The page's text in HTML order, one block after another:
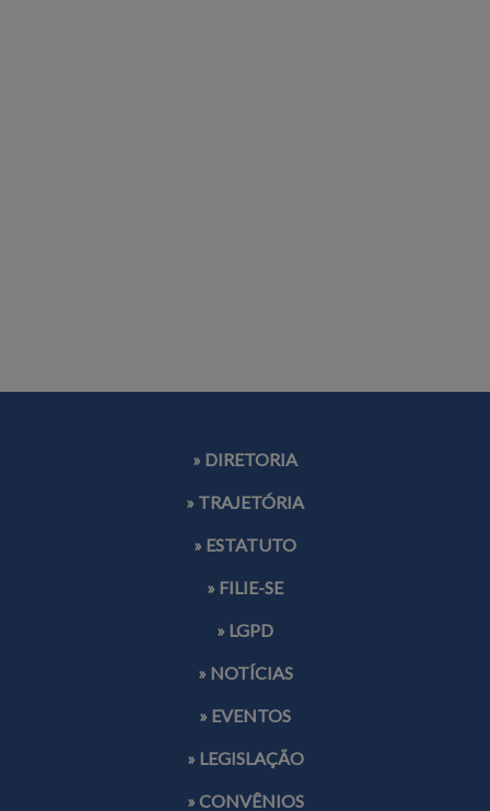
» DIRETORIA
» TRAJETÓRIA
» ESTATUTO
» FILIE-SE
» LGPD
» NOTÍCIAS
» EVENTOS
» LEGISLAÇÃO
» CONVÊNIOS